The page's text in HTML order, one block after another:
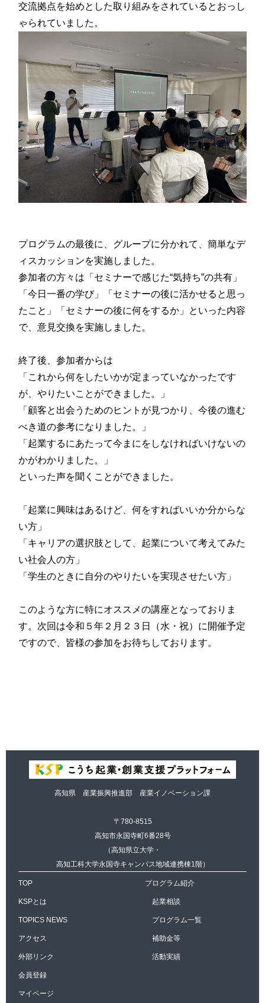
交流拠点を始めとした取り組みをされているとおっし
ゃられていました。
プログラムの最後に、グループに分かれて、簡単なデ
ィスカッションを実施しました。
参加者の方々は「セミナーで感じた“気持ち”の共有」
「今日一番の学び」「セミナーの後に活かせると思っ
たこと」「セミナーの後に何をするか」といった内容
で、意見交換を実施しました。
終了後、参加者からは
「これから何をしたいかが定まっていなかったです
が、やりたいことができました。」
「顧客と出会うためのヒントが見つかり、今後の進む
べき道の参考になりました。」
「起業するにあたって今まにをしなければいけないの
かがわかりました。」
といった声を聞くことができました。
「起業に興味はあるけど、何をすればいいか分からな
い方」
「キャリアの選択肢として、起業について考えてみた
い社会人の方」
「学生のときに自分のやりたいを実現させたい方」
このような方に特にオススメの講座となっておりま
す。次回は令和５年２月２３日（水・祝）に開催予定
ですので、皆様の参加をお待ちしております。
高知県 産業振興推進部 産業イノベーション課
〒780-8515
高知市永国寺町6番28号
（高知県立大学・
高知工科大学永国寺キャンパス地域連携棟1階）
TOP
KSPとは
TOPICS NEWS
アクセス
外部リンク
会員登録
マイページ
プログラム紹介
起業相談
プログラム一覧
補助金等
活動実績